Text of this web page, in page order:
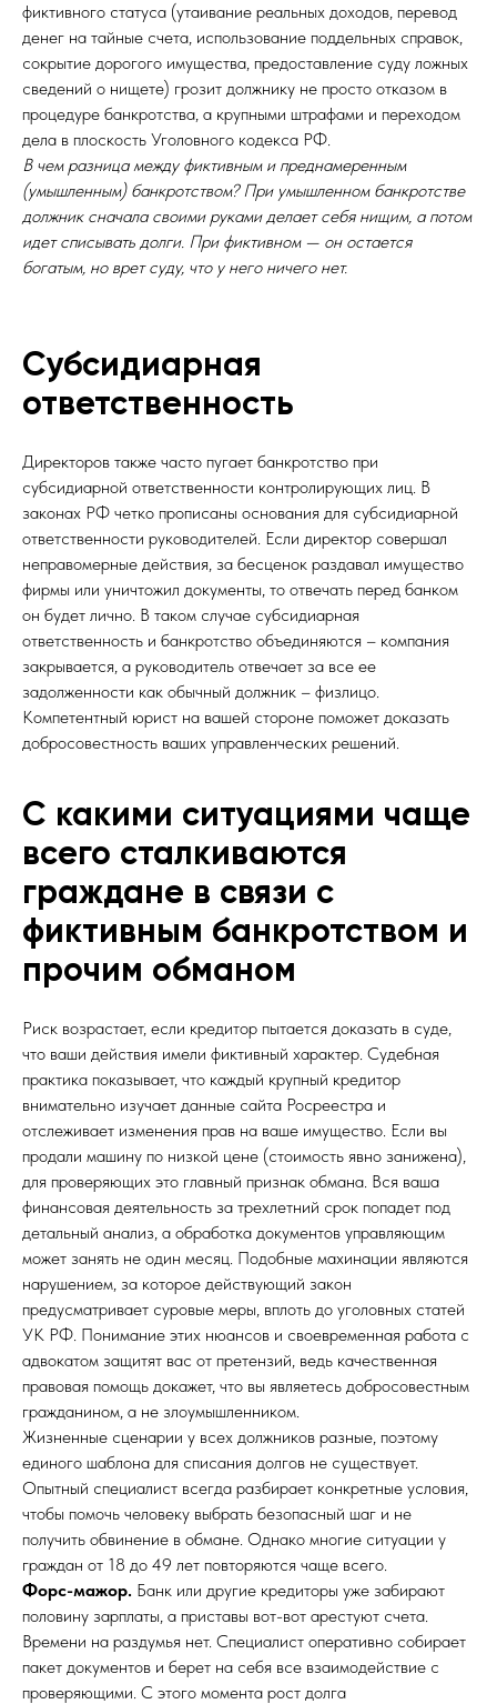
фиктивного статуса (утаивание реальных доходов, перевод
денег на тайные счета, использование поддельных справок,
сокрытие дорогого имущества, предоставление суду ложных
сведений о нищете) грозит должнику не просто отказом в
процедуре банкротства, а крупными штрафами и переходом
дела в плоскость Уголовного кодекса РФ.
В чем разница между фиктивным и преднамеренным
(умышленным) банкротством? При умышленном банкротстве
должник сначала своими руками делает себя нищим, а потом
идет списывать долги. При фиктивном — он остается
богатым, но врет суду, что у него ничего нет.
Субсидиарная
ответственность
Директоров также часто пугает банкротство при
субсидиарной ответственности контролирующих лиц. В
законах РФ четко прописаны основания для субсидиарной
ответственности руководителей. Если директор совершал
неправомерные действия, за бесценок раздавал имущество
фирмы или уничтожил документы, то отвечать перед банком
он будет лично. В таком случае субсидиарная
ответственность и банкротство объединяются – компания
закрывается, а руководитель отвечает за все ее
задолженности как обычный должник – физлицо.
Компетентный юрист на вашей стороне поможет доказать
добросовестность ваших управленческих решений.
С какими ситуациями чаще
всего сталкиваются
граждане в связи с
фиктивным банкротством и
прочим обманом
Риск возрастает, если кредитор пытается доказать в суде,
что ваши действия имели фиктивный характер. Судебная
практика показывает, что каждый крупный кредитор
внимательно изучает данные сайта Росреестра и
отслеживает изменения прав на ваше имущество. Если вы
продали машину по низкой цене (стоимость явно занижена),
для проверяющих это главный признак обмана. Вся ваша
финансовая деятельность за трехлетний срок попадет под
детальный анализ, а обработка документов управляющим
может занять не один месяц. Подобные махинации являются
нарушением, за которое действующий закон
предусматривает суровые меры, вплоть до уголовных статей
УК РФ. Понимание этих нюансов и своевременная работа с
адвокатом защитят вас от претензий, ведь качественная
правовая помощь докажет, что вы являетесь добросовестным
гражданином, а не злоумышленником.
Жизненные сценарии у всех должников разные, поэтому
единого шаблона для списания долгов не существует.
Опытный специалист всегда разбирает конкретные условия,
чтобы помочь человеку выбрать безопасный шаг и не
получить обвинение в обмане. Однако многие ситуации у
граждан от 18 до 49 лет повторяются чаще всего.
Форс-мажор. Банк или другие кредиторы уже забирают
половину зарплаты, а приставы вот-вот арестуют счета.
Времени на раздумья нет. Специалист оперативно собирает
пакет документов и берет на себя все взаимодействие с
проверяющими. С этого момента рост долга